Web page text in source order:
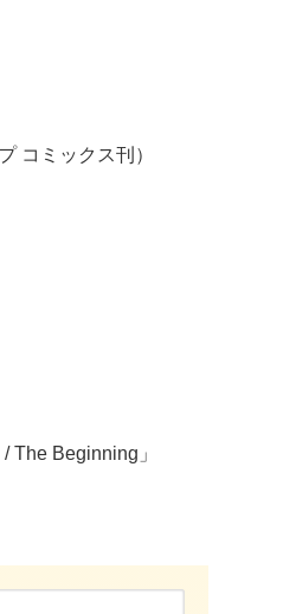
コミックス刊）
The Beginning」